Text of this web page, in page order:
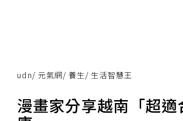
udn/ 元氣網/ 養生/ 生活智慧王
漫畫家分享越南「超